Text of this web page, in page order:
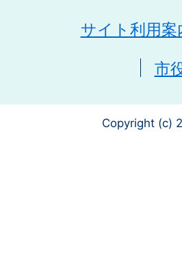
サイト利用案
市
Copyright (c)